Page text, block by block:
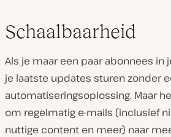
Schaalbaarheid
Als je maar een paar abonnees in
je laatste updates sturen zonder
automatiseringsoplossing. Maar
om regelmatig e-mails (inclusief
nuttige content en meer) naar